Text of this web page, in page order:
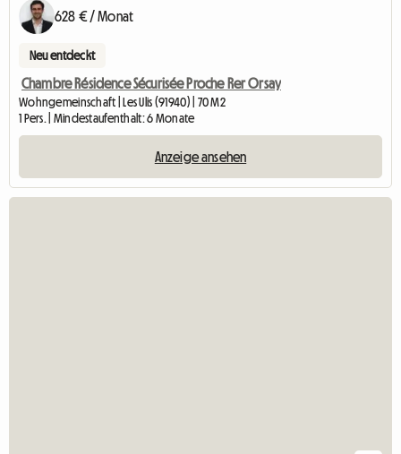
628 € / Monat
Neu entdeckt
Chambre Résidence Sécurisée Proche Rer Orsay
Wohngemeinschaft | Les Ulis (91940) | 70 M2
1 Pers. | Mindestaufenthalt: 6 Monate
Anzeige ansehen